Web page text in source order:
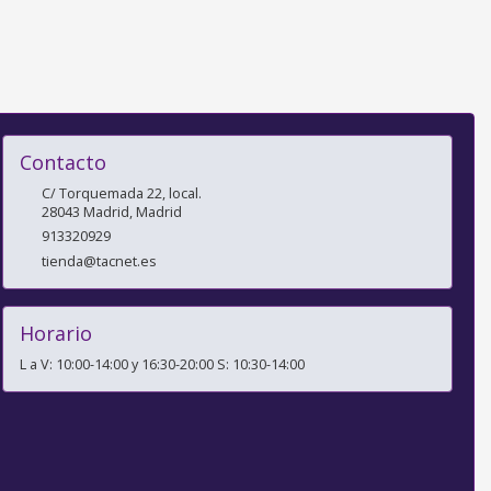
Contacto
C/ Torquemada 22, local.
28043 Madrid,Madrid
913320929
tienda@tacnet.es
Horario
L a V: 10:00-14:00 y 16:30-20:00 S: 10:30-14:00